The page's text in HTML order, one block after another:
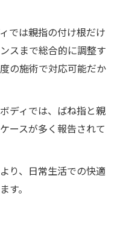
では親指の付け根だけ
スまで総合的に調整す
の施術で対応可能だか
ディでは、ばね指と親
ースが多く報告されて
り、日常生活での快適
す。